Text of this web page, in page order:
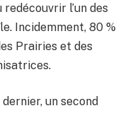
l’un des
Incidemment, 80 %
Prairies et des
un second